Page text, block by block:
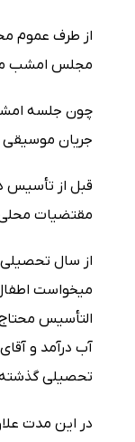
از طرف عموم
مجلس امشب ما
چون جلسه
جریان موسیقی
قبل از تأسیس
مقتضیات
میخواست
التأسیس
آب درآمد و
تحصیلی
در این مدت